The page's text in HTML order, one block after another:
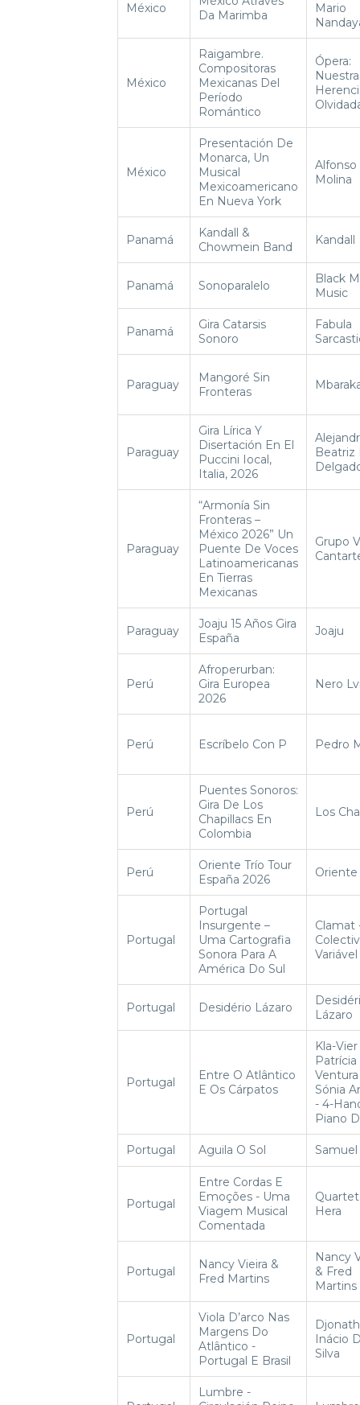
México
Da Marimba
Mario
México
Raigambre.
Compositoras
Mexicanas Del
Período
Romántico
Ópera:
Nuestra
México
Presentación De
Monarca, Un
Musical
Mexicoamericano
En Nueva York
Alfonso
Molina
Panamá
Kandall &
Chowmein Band
Kandall
Panamá Sonoparalelo
Black
Music
Panamá
Gira Catarsis
Sonoro
Fabula
Paraguay
Mangoré Sin
Fronteras
Paraguay
Gira Lírica Y
Disertación En El
Puccini Iocal,
Italia, 2026
Beatriz
Paraguay
“Armonía Sin
Fronteras –
México 2026” Un
Puente De Voces
Latinoamericanas
En Tierras
Mexicanas
Grupo
Paraguay
Joaju 15 Años Gira
España
Joaju
Perú
Afroperurban:
Gira Europea
2026
Nero
Perú Escríbelo Con P Pedro
Perú
Puentes Sonoros:
Gira De Los
Chapillacs En
Colombia
Los
Perú
Oriente Trío Tour
España 2026
Oriente
Portugal
Portugal
Insurgente –
Uma Cartografia
Sonora Para A
América Do Sul
Clamat
Variável
Portugal Desidério Lázaro
Lázaro
Portugal
Entre O Atlântico
E Os Cárpatos
Kla-
Patrícia
Sónia
- 4-
Piano
Portugal Aguila O Sol
Portugal
Entre Cordas E
Emoções - Uma
Viagem Musical
Comentada
Hera
Portugal
Nancy Vieira &
Fred Martins
Nancy
& Fred
Martins
Portugal
Viola D’arco Nas
Margens Do
Atlântico -
Portugal E Brasil
Inácio
Silva
Lumbre -